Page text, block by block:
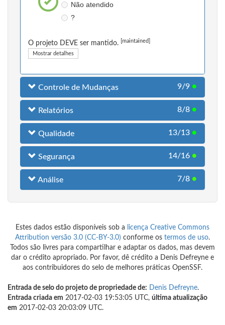
Não atendido
?
O projeto DEVE ser mantido. [maintained]
Mostrar detalhes
Controle de Mudanças 9/9 ●
Relatórios 8/8 ●
Qualidade 13/13 ●
Segurança 14/16 ●
Análise 7/8 ●
Estes dados estão disponíveis sob a
licença Creative Commons
Attribution versão 3.0 (CC-BY-3.0) conforme os termos de uso.
Todos são livres para compartilhar e adaptar os dados, mas devem
dar o crédito apropriado. Por favor, dê crédito a Denis Defreyne e
aos contribuidores do selo de melhores práticas OpenSSF.
Entrada de selo do projeto de propriedade de: Denis Defreyne.
Entrada criada em 2017-02-03 19:53:05 UTC, última atualização
em 2017-02-03 20:03:09 UTC.